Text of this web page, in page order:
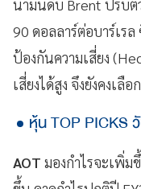
น้ำมันดิบ Brent ปรับตั
90 ดอลลาร์ต่อบาร์เร
ป้องกันความเสี่ยง
เสี่ยงได้สูง จึงยังคงเ
หุ้น TOP PICKS
AOT มองกำไรจะเพิ่ม